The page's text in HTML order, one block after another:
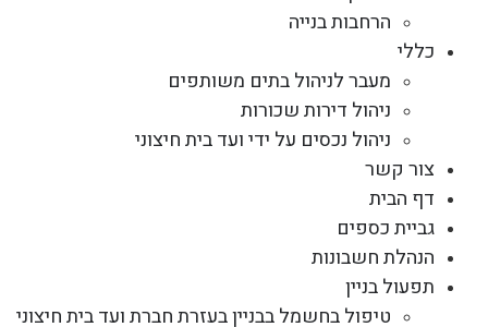
הרחבות בנייה
כללי
מעבר לניהול בתים משותפים
ניהול דירות שכורות
ניהול נכסים על ידי ועד בית חיצוני
צור קשר
דף הבית
גביית כספים
הנהלת חשבונות
תפעול בניין
טיפול בחשמל בבניין בעזרת חברת ועד בית חיצוני